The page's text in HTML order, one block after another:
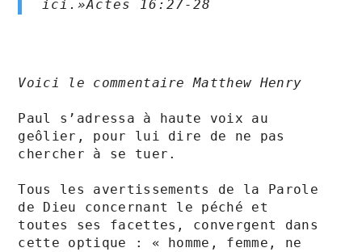
ici.»‭‭Actes‬ ‭16:27-28‬ ‭
Voici le commentaire Matthew Henry
Paul s’adressa à haute voix au
geôlier, pour lui dire de ne pas
chercher à se tuer.
Tous les avertissements de la Parole
de Dieu concernant le péché et
toutes ses facettes, convergent dans
cette optique : « homme, femme, ne